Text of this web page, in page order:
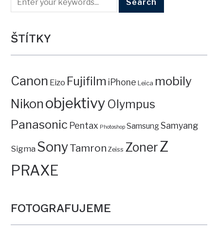
ŠTÍTKY
Canon Eizo Fujifilm iPhone Leica mobily
Nikon objektivy Olympus
Panasonic Pentax Photoshop SamsungSamyang
Sigma SonyTamron Zeiss ZonerZ
PRAXE
FOTOGRAFUJEME